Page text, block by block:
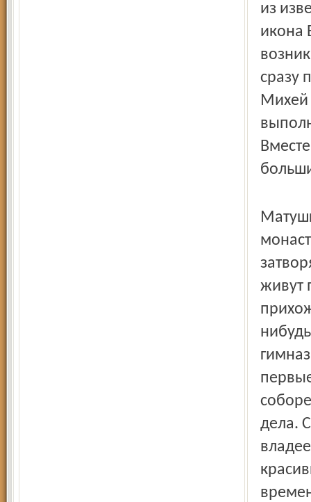
из
икона
сразу
Михей
живут
дела.